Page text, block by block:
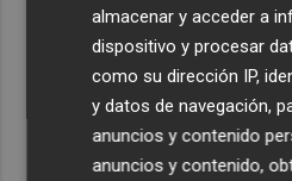
peluche malhablado y
redes: así es 'Yván y Lolo'
almacenar y acceder a
dispositivo y procesar
como su dirección IP,
y datos de navegación,
anuncios y contenido
anuncios y contenido,